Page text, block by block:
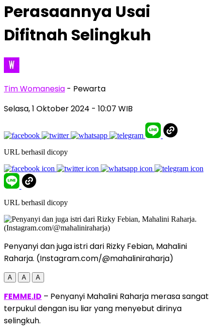
Perasaannya Usai
Difitnah Selingkuh
Tim Womanesia - Pewarta
Selasa, 1 Oktober 2024 - 10:07 WIB
URL berhasil dicopy
URL berhasil dicopy
Penyanyi dan juga istri dari Rizky Febian, Mahalini
Raharja. (Instagram.com/@mahaliniraharja)
A A A
FEMME.ID – Penyanyi Mahalini Raharja merasa sangat
terpukul dengan isu liar yang menyebut dirinya
selingkuh.